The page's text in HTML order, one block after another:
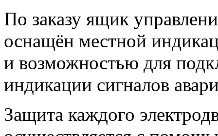
По заказу ящик
оснащён местной
и возможностью для
индикации сигналов
Защита каждого